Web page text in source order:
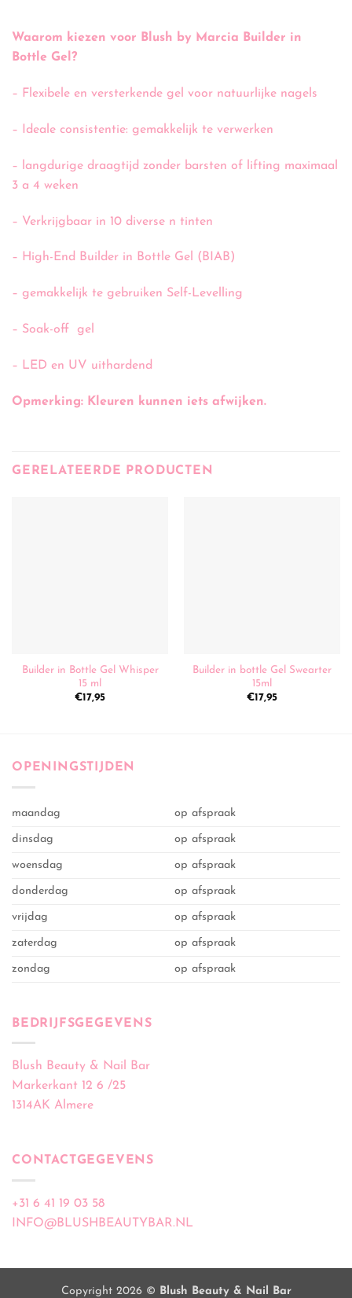
Waarom kiezen voor Blush by Marcia Builder in
Bottle Gel?
– Flexibele en versterkende gel voor natuurlijke nagels
– Ideale consistentie: gemakkelijk te verwerken
– langdurige draagtijd zonder barsten of lifting maximaal
3 a 4 weken
– Verkrijgbaar in 10 diverse n tinten
– High-End Builder in Bottle Gel (BIAB)
– gemakkelijk te gebruiken Self-Levelling
– Soak-off gel
– LED en UV uithardend
Opmerking: Kleuren kunnen iets afwijken.
GERELATEERDE PRODUCTEN
Builder in Bottle Gel Whisper
15 ml
€17,95
Builder in bottle Gel Swearter
15ml
€17,95
OPENINGSTIJDEN
maandag op afspraak
dinsdag op afspraak
woensdag op afspraak
donderdag op afspraak
vrijdag op afspraak
zaterdag op afspraak
zondag op afspraak
BEDRIJFSGEGEVENS
Blush Beauty & Nail Bar
Markerkant 12 6 /25
1314AK Almere
CONTACTGEGEVENS
+31 6 41 19 03 58
INFO@BLUSHBEAUTYBAR.NL
Copyright 2026 © Blush Beauty & Nail Bar